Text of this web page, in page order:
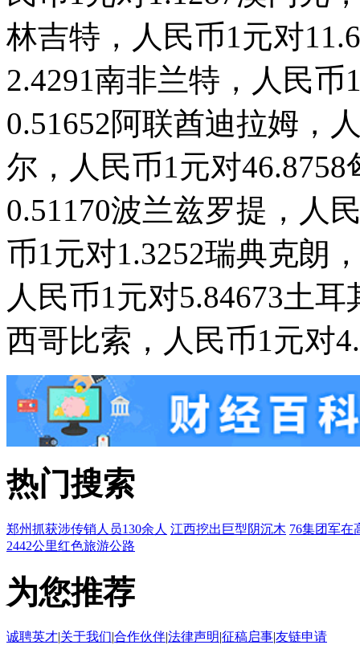
林吉特，人民币1元对
2.4291南非兰特，人民
0.51652阿联酋迪拉姆，
尔，人民币1元对
0.51170波兰兹罗提，人
币1元对1.3252瑞典克朗
人民币1元对5.84673土
西哥比索，人民币1元对
热门搜索
郑州抓获涉传销人员130余人 江西挖出巨型阴沉木 76集团军在
2442公里红色旅游公路
为您推荐
诚聘英才|关于我们|合作伙伴|法律声明|征稿启事|友链申请